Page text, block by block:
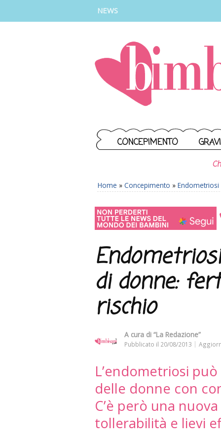
NEWS
CONCEPIMENTO
Home » Concepimento » Endometriosi
di donne:
rischio
A cura di “La Redazione”
Pubblicato il 20/08/2013
L’endometriosi
delle donne con
C’è però una
tollerabilità e lievi